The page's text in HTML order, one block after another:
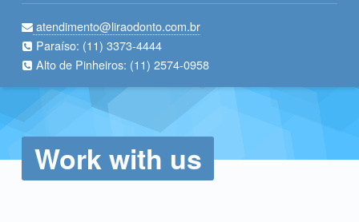
atendimento@liraodonto.com.br
Paraíso: (11) 3373-4444
Alto de Pinheiros: (11) 2574-0958
Work with us